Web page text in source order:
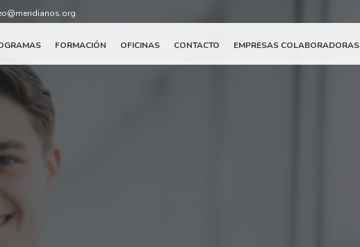
FORMACIÓN OFICINAS CONTACTO EMPRESAS COLABORADORAS